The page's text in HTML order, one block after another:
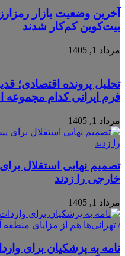
آخرین وضعیت بازار
بیت‌کوین کم‌کار شدند
مرداد 1, 1405
تحلیل پرونده اقتصادی؛
فرم ایرانی کدام
مرداد 1, 1405
تصمیم نهایی استقلال
خارجی را زدند
مرداد 1, 1405
نامه به پزشکیان برای